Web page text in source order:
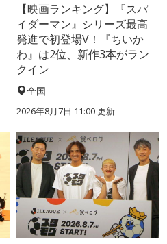
【映画ランキング】『スパ
イダーマン』シリーズ最高
発進で初登場V！『ちいか
わ』は2位、新作3本がラン
クイン
全国
2026年8月7日 11:00更新